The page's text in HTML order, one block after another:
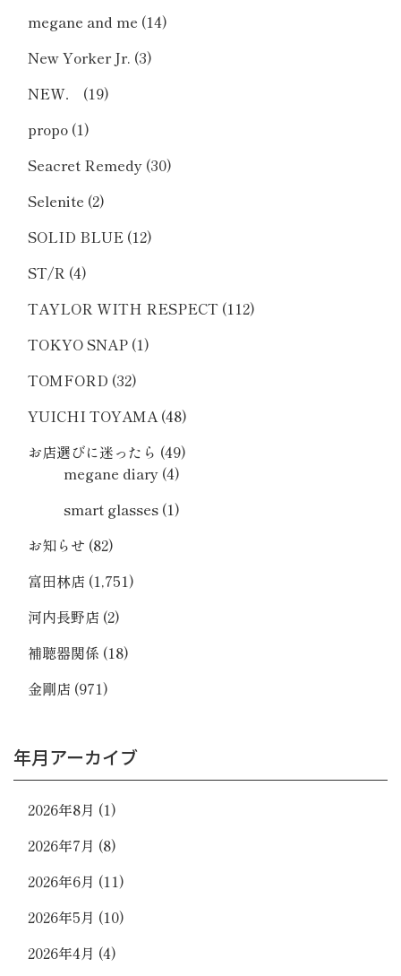
megane and me (14)
New Yorker Jr. (3)
NEW．
(19)
propo (1)
Seacret Remedy (30)
Selenite (2)
SOLID BLUE (12)
ST/R (4)
TAYLOR WITH RESPECT (112)
TOKYO SNAP (1)
TOMFORD (32)
YUICHI TOYAMA (48)
お店選びに迷ったら (49)
megane diary (4)
smart glasses (1)
お知らせ (82)
富田林店 (1,751)
河内長野店 (2)
補聴器関係 (18)
金剛店 (971)
年月アーカイブ
2026年8月 (1)
2026年7月 (8)
2026年6月 (11)
2026年5月 (10)
2026年4月 (4)